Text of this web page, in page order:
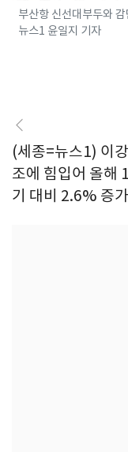
부산항 신선대부두와
뉴스1 윤일지 기자
(세종=뉴스1) 이
조에 힘입어 올해
기 대비 2.6% 증